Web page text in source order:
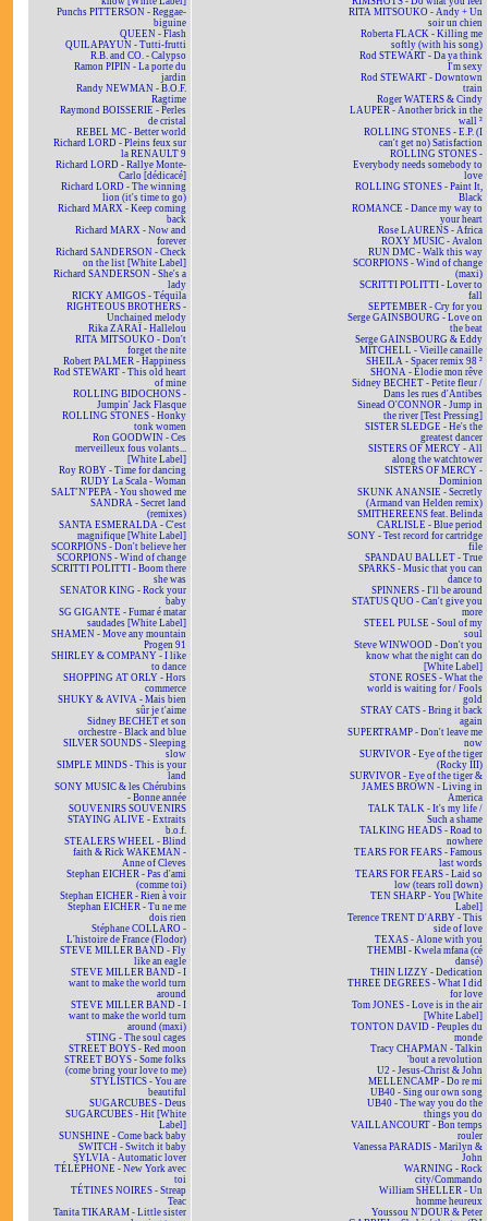
Punchs PITTERSON - Reggae-
biguine
QUEEN - Flash
QUILAPAYUN - Tutti-frutti
R.B. and CO. - Calypso
Ramon PIPIN - La porte du
jardin
Randy NEWMAN - B.O.F.
Ragtime
Raymond BOISSERIE - Perles
de cristal
REBEL MC - Better world
Richard LORD - Pleins feux sur
la RENAULT 9
Richard LORD - Rallye Monte-
Carlo [dédicacé]
Richard LORD - The winning
lion (it's time to go)
Richard MARX - Keep coming
back
Richard MARX - Now and
forever
Richard SANDERSON - Check
on the list [White Label]
Richard SANDERSON - She's a
lady
RICKY AMIGOS - Téquila
RIGHTEOUS BROTHERS -
Unchained melody
Rika ZARAÏ - Hallelou
RITA MITSOUKO - Don't
forget the nite
Robert PALMER - Happiness
Rod STEWART - This old heart
of mine
ROLLING BIDOCHONS -
Jumpin' Jack Flasque
ROLLING STONES - Honky
tonk women
Ron GOODWIN - Ces
merveilleux fous volants...
[White Label]
Roy ROBY - Time for dancing
RUDY La Scala - Woman
SALT'N'PEPA - You showed me
SANDRA - Secret land
(remixes)
SANTA ESMERALDA - C'est
magnifique [White Label]
SCORPIONS - Don't believe her
SCORPIONS - Wind of change
SCRITTI POLITTI - Boom there
she was
SENATOR KING - Rock your
baby
SG GIGANTE - Fumar é matar
saudades [White Label]
SHAMEN - Move any mountain
Progen 91
SHIRLEY & COMPANY - I like
to dance
SHOPPING AT ORLY - Hors
commerce
SHUKY & AVIVA - Mais bien
sûr je t'aime
Sidney BECHET et son
orchestre - Black and blue
SILVER SOUNDS - Sleeping
slow
SIMPLE MINDS - This is your
land
SONY MUSIC & les Chérubins
- Bonne année
SOUVENIRS SOUVENIRS
STAYING ALIVE - Extraits
b.o.f.
STEALERS WHEEL - Blind
faith & Rick WAKEMAN -
Anne of Cleves
Stephan EICHER - Pas d'ami
(comme toi)
Stephan EICHER - Rien à voir
Stephan EICHER - Tu ne me
dois rien
Stéphane COLLARO -
L'histoire de France (Flodor)
STEVE MILLER BAND - Fly
like an eagle
STEVE MILLER BAND - I
want to make the world turn
around
STEVE MILLER BAND - I
want to make the world turn
around (maxi)
STING - The soul cages
STREET BOYS - Red moon
STREET BOYS - Some folks
(come bring your love to me)
STYLISTICS - You are
beautiful
SUGARCUBES - Deus
SUGARCUBES - Hit [White
Label]
SUNSHINE - Come back baby
SWITCH - Switch it baby
SYLVIA - Automatic lover
TÉLÉPHONE - New York avec
toi
TÉTINES NOIRES - Streap
Teac
Tanita TIKARAM - Little sister
RITA MITSOUKO - Andy + Un
soir un chien
Roberta FLACK - Killing me
softly (with his song)
Rod STEWART - Da ya think
I'm sexy
Rod STEWART - Downtown
train
Roger WATERS & Cindy
LAUPER - Another brick in the
wall ²
ROLLING STONES - E.P. (I
can't get no) Satisfaction
ROLLING STONES -
Everybody needs somebody to
love
ROLLING STONES - Paint It,
Black
ROMANCE - Dance my way to
your heart
Rose LAURENS - Africa
ROXY MUSIC - Avalon
RUN DMC - Walk this way
SCORPIONS - Wind of change
(maxi)
SCRITTI POLITTI - Lover to
fall
SEPTEMBER - Cry for you
Serge GAINSBOURG - Love on
the beat
Serge GAINSBOURG & Eddy
MITCHELL - Vieille canaille
SHEILA - Spacer remix 98 ²
SHONA - Elodie mon rêve
Sidney BECHET - Petite fleur /
Dans les rues d'Antibes
Sinead O'CONNOR - Jump in
the river [Test Pressing]
SISTER SLEDGE - He's the
greatest dancer
SISTERS OF MERCY - All
along the watchtower
SISTERS OF MERCY -
Dominion
SKUNK ANANSIE - Secretly
(Armand van Helden remix)
SMITHEREENS feat. Belinda
CARLISLE - Blue period
SONY - Test record for cartridge
file
SPANDAU BALLET - True
SPARKS - Music that you can
dance to
SPINNERS - I'll be around
STATUS QUO - Can't give you
more
STEEL PULSE - Soul of my
soul
Steve WINWOOD - Don't you
know what the night can do
[White Label]
STONE ROSES - What the
world is waiting for / Fools
gold
STRAY CATS - Bring it back
again
SUPERTRAMP - Don't leave me
now
SURVIVOR - Eye of the tiger
(Rocky III)
SURVIVOR - Eye of the tiger &
JAMES BROWN - Living in
America
TALK TALK - It's my life /
Such a shame
TALKING HEADS - Road to
nowhere
TEARS FOR FEARS - Famous
last words
TEARS FOR FEARS - Laid so
low (tears roll down)
TEN SHARP - You [White
Label]
Terence TRENT D'ARBY - This
side of love
TEXAS - Alone with you
THEMBI - Kwela mfana (cé
dansé)
THIN LIZZY - Dedication
THREE DEGREES - What I did
for love
Tom JONES - Love is in the air
[White Label]
TONTON DAVID - Peuples du
monde
Tracy CHAPMAN - Talkin
'bout a revolution
U2 - Jesus-Christ & John
MELLENCAMP - Do re mi
UB40 - Sing our own song
UB40 - The way you do the
things you do
VAILLANCOURT - Bon temps
rouler
Vanessa PARADIS - Marilyn &
John
WARNING - Rock
city/Commando
William SHELLER - Un
homme heureux
Youssou N'DOUR & Peter